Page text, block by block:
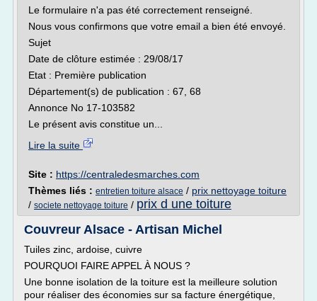
Le formulaire n'a pas été correctement renseigné.
Nous vous confirmons que votre email a bien été envoyé.
Sujet
Date de clôture estimée : 29/08/17
Etat : Première publication
Département(s) de publication : 67, 68
Annonce No 17-103582
Le présent avis constitue un...
Lire la suite
Site : https://centraledesmarches.com
Thèmes liés : entretien toiture alsace / prix nettoyage toiture
/ societe nettoyage toiture / prix d une toiture
Couvreur Alsace - Artisan Michel
Tuiles zinc, ardoise, cuivre
POURQUOI FAIRE APPEL À NOUS ?
Une bonne isolation de la toiture est la meilleure solution
pour réaliser des économies sur sa facture énergétique,